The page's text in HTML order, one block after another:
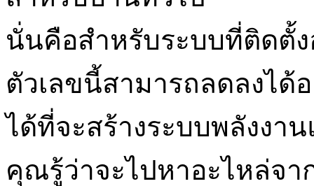
นั่นคือสำหรับระบบที่ติดตั้
ตัวเลขนี้สามารถลดลงได้
ได้ที่จะสร้างระบบพลังงา
คุณรู้ว่าจะไปหาอะไหล่จ